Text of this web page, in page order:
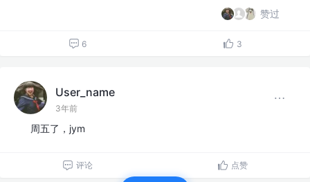
赞过
6 3
User_name
3年前
周五了，jym
评论 点赞